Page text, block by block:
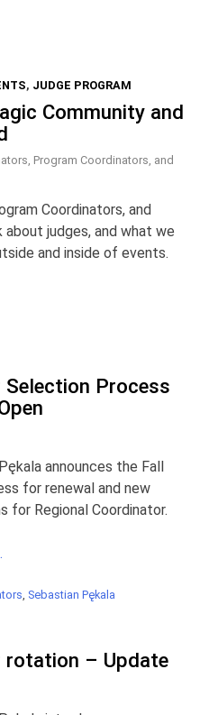
, JUDGE PROGRAM
Community and
Program Coordinators, and
Coordinators, and
about judges, and what we
and inside of events.
Selection Process
announces the Fall
for renewal and new
for Regional Coordinator.
, Sebastian Pękala
rotation – Update